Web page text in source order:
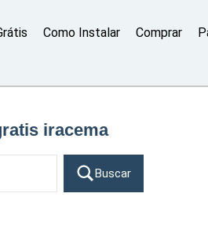
Como Instalar Comprar
iracema
Buscar